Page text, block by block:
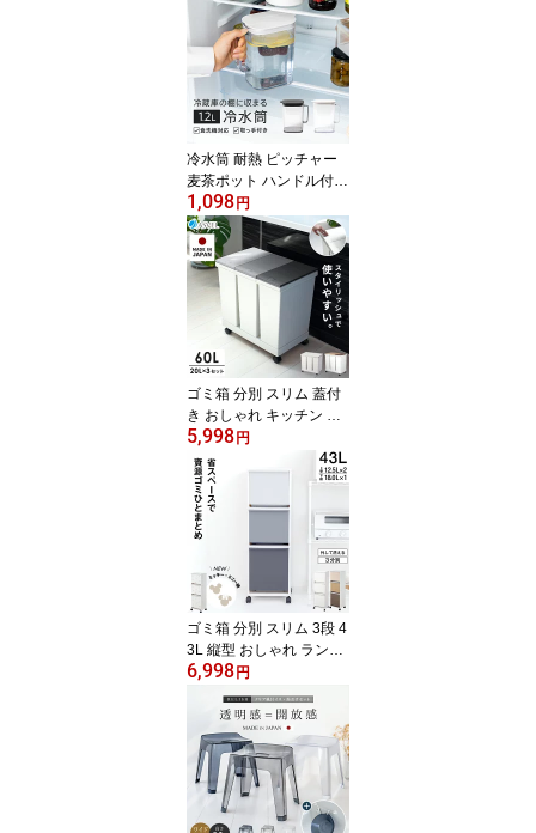
トル 詰め替えボトル 最
後まで使える おしゃれ
容器 シャンプー ボディ
ーソープ トリートメント
お風呂 浴室 【 アスベル
ASVEL BP550 550ml 単
】
冷水筒 耐熱 ピッチャー
麦茶ポット ハンドル付き
冷蔵庫 棚 収納 1.2L 洗い
やすい プラスチック お
しゃれ かわいい シンプ
ル お茶ポット 水差し 食
洗機対応 ウォーターピッ
チャー お茶入れ コンパ
クト 広口 水出し 新生活
【 アスベル 棚に収まる
冷水筒 SP121 】
1,098 円
ゴミ箱 分別 スリム 蓋付
き おしゃれ キッチン ラ
ンキング受賞 ふた付き 3
分別 大容量 ワゴン キャ
スター ダストボックス
リビング プッシュ ごみ
箱 新生活 ボタン ワンタ
ッチ 資源ゴミ プラゴミ
ペットボトル キャスター
付き 【 アスベル ASVEL
横型 3分別 ワゴン 60L 】
5,998 円
ゴミ箱 分別 スリム 3段 4
3L 縦型 おしゃれ ランキ
ング受賞 キッチン ふた
付き 3分別 大容量 ワゴン
キャスター ダストボック
ス リビング ごみ箱 タオ
ルラック 収納ラック 洗
面所 脱衣所 隙間収納 フ
ラップ 【 アスベル ASV
EL 資源 ゴミ 分別 ワゴン
6,998 円